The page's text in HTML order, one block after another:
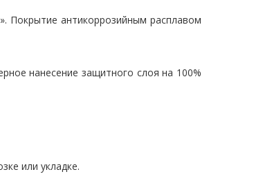
Покрытие антикоррозийным расплавом
нанесение защитного слоя на 100%
или укладке.